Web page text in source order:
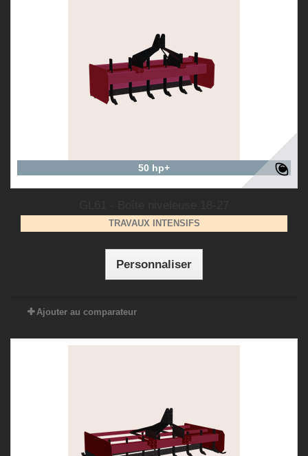
50 hp+
TRAVAUX INTENSIFS
Personnaliser
Ajouter au comparateur